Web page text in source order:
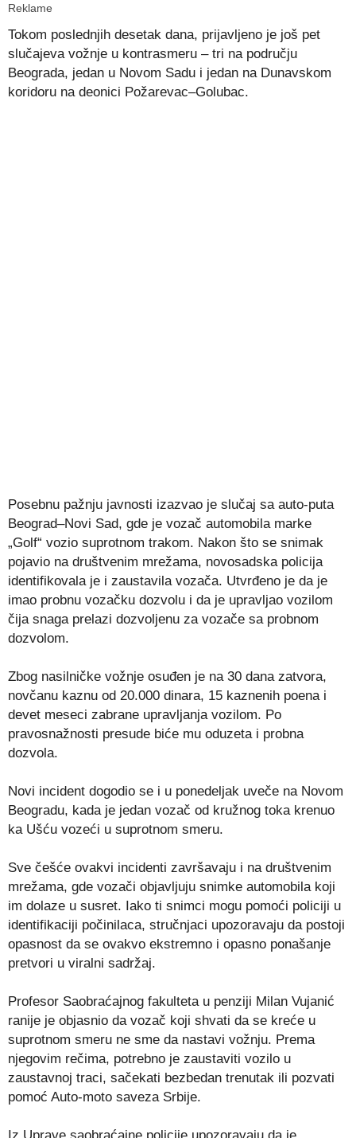
Reklame
Tokom poslednjih desetak dana, prijavljeno je još pet
slučajeva vožnje u kontrasmeru – tri na području
Beograda, jedan u Novom Sadu i jedan na Dunavskom
koridoru na deonici Požarevac–Golubac.
Posebnu pažnju javnosti izazvao je slučaj sa auto-puta
Beograd–Novi Sad, gde je vozač automobila marke
„Golf“ vozio suprotnom trakom. Nakon što se snimak
pojavio na društvenim mrežama, novosadska policija
identifikovala je i zaustavila vozača. Utvrđeno je da je
imao probnu vozačku dozvolu i da je upravljao vozilom
čija snaga prelazi dozvoljenu za vozače sa probnom
dozvolom.
Zbog nasilničke vožnje osuđen je na 30 dana zatvora,
novčanu kaznu od 20.000 dinara, 15 kaznenih poena i
devet meseci zabrane upravljanja vozilom. Po
pravosnažnosti presude biće mu oduzeta i probna
dozvola.
Novi incident dogodio se i u ponedeljak uveče na Novom
Beogradu, kada je jedan vozač od kružnog toka krenuo
ka Ušću vozeći u suprotnom smeru.
Sve češće ovakvi incidenti završavaju i na društvenim
mrežama, gde vozači objavljuju snimke automobila koji
im dolaze u susret. Iako ti snimci mogu pomoći policiji u
identifikaciji počinilaca, stručnjaci upozoravaju da postoji
opasnost da se ovakvo ekstremno i opasno ponašanje
pretvori u viralni sadržaj.
Profesor Saobraćajnog fakulteta u penziji Milan Vujanić
ranije je objasnio da vozač koji shvati da se kreće u
suprotnom smeru ne sme da nastavi vožnju. Prema
njegovim rečima, potrebno je zaustaviti vozilo u
zaustavnoj traci, sačekati bezbedan trenutak ili pozvati
pomoć Auto-moto saveza Srbije.